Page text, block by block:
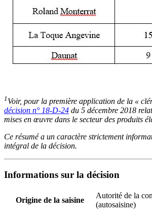
1 Voir, pour la première application de la «
décision n° 18-D-24 du 5 décembre 2018
mises en œuvre dans le secteur des produits
Ce résumé a un caractère strictement
intégral de la décision.
Informations sur la décision
Origine de la saisine
Autorité de la
(autosaisine)